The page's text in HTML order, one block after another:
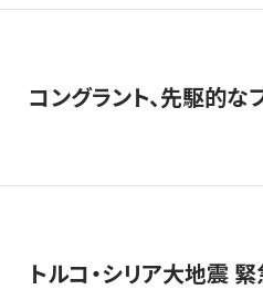
コングラント、先駆的
トルコ・シリア大地震